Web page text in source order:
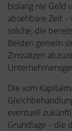
bislang nie Geld
absehbare Zeit
solche, die
Beiden gemein
Zinssätzen
Die vom
eventuell
Grundlage – die